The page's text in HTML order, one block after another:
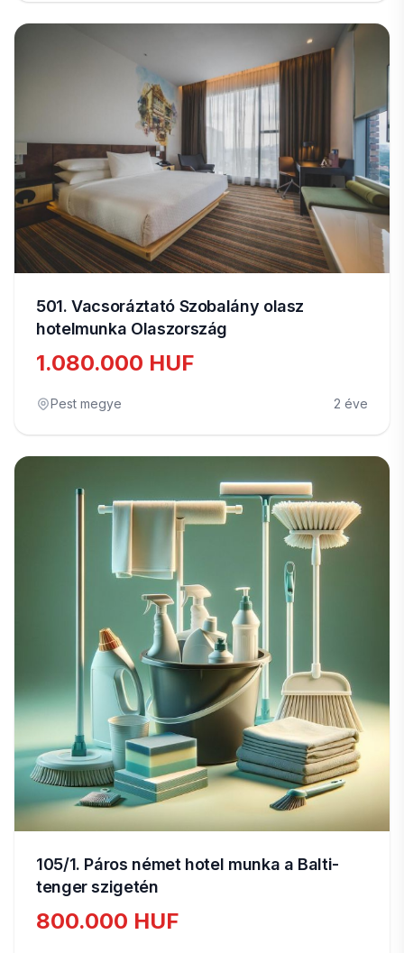
501. Vacsoráztató Szobalány olasz
hotelmunka Olaszország
1.080.000 HUF
Pest megye 2 éve
105/1. Páros német hotel munka a Balti-
tenger szigetén
800.000 HUF